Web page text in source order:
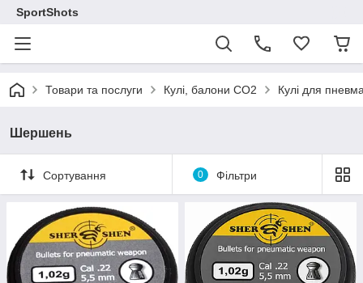
SportShots
Товари та послуги Кулі, балони СО2 Кулі для
Шершень
Сортування 0 Фільтри